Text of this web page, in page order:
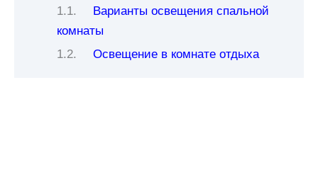
Варианты освещения спальной
комнаты
Освещение в комнате отдыха